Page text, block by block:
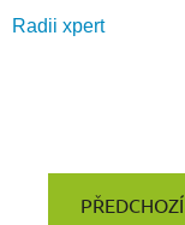
Radii xpert